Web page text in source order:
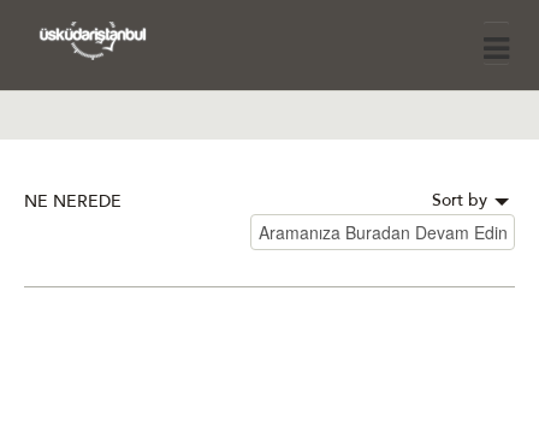
NE NEREDE Sort by